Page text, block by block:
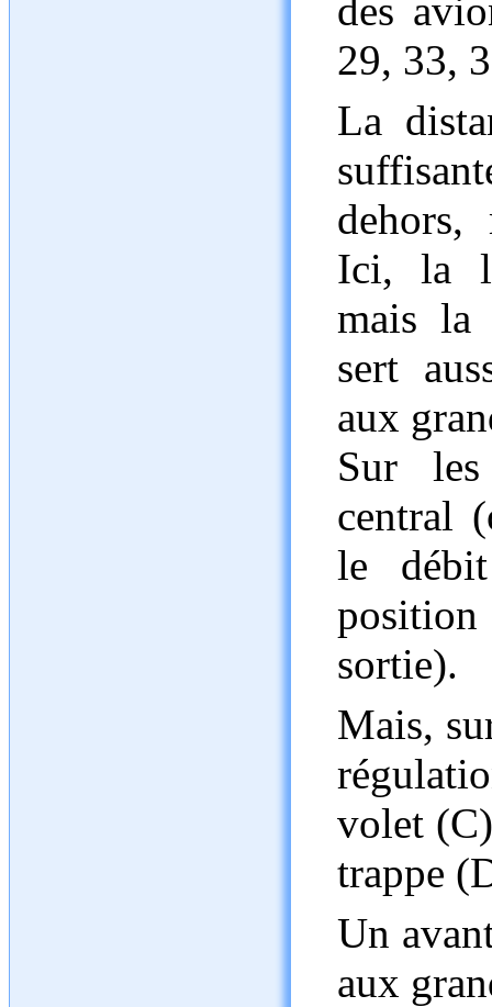
des
29, 33,
La
dehors,
Ici, la
mais la
sert
aux
Sur
central
le
sortie).
Mais,
volet
trappe
Un
aux